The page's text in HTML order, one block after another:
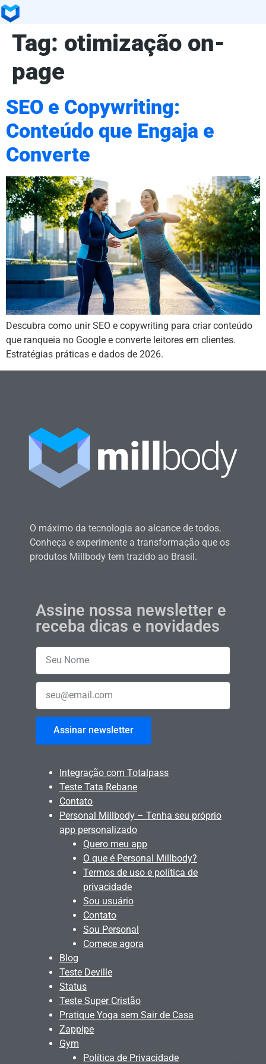
Tag: otimização on-
page
SEO e Copywriting:
Conteúdo que Engaja e
Converte
Descubra como unir SEO e copywriting para criar conteúdo
que ranqueia no Google e converte leitores em clientes.
Estratégias práticas e dados de 2026.
O máximo da tecnologia ao alcance de todos.
Conheça e experimente a transformação que os
produtos Millbody tem trazido ao Brasil.
Assine nossa newsletter e
receba dicas e novidades
Assinar newsletter
Integração com Totalpass
Teste Tata Rebane
Contato
Personal Millbody – Tenha seu próprio
app personalizado
Quero meu app
O que é Personal Millbody?
Termos de uso e política de
privacidade
Sou usuário
Contato
Sou Personal
Comece agora
Blog
Teste Deville
Status
Teste Super Cristão
Pratique Yoga sem Sair de Casa
Zappipe
Gym
Política de Privacidade